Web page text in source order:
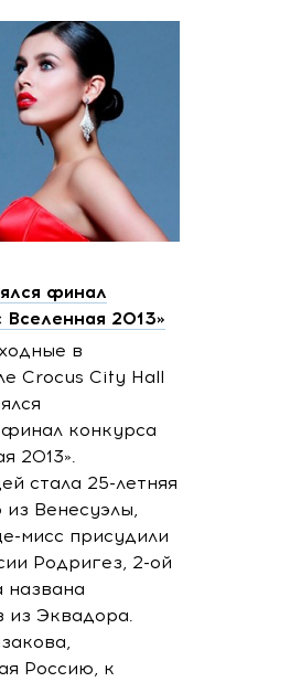
финал
Вселенная 2013»
в
Crocus City Hall
конкурса
2013».
стала 25-летняя
Венесуэлы,
мисс присудили
Родригез, 2-ой
названа
из Эквадора.
Россию, к